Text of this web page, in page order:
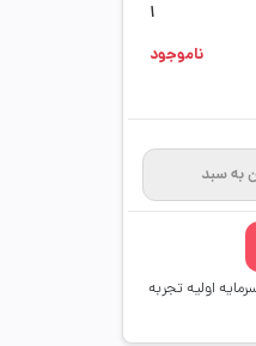
1
ناموجود
به سبد
اولیه تجربه